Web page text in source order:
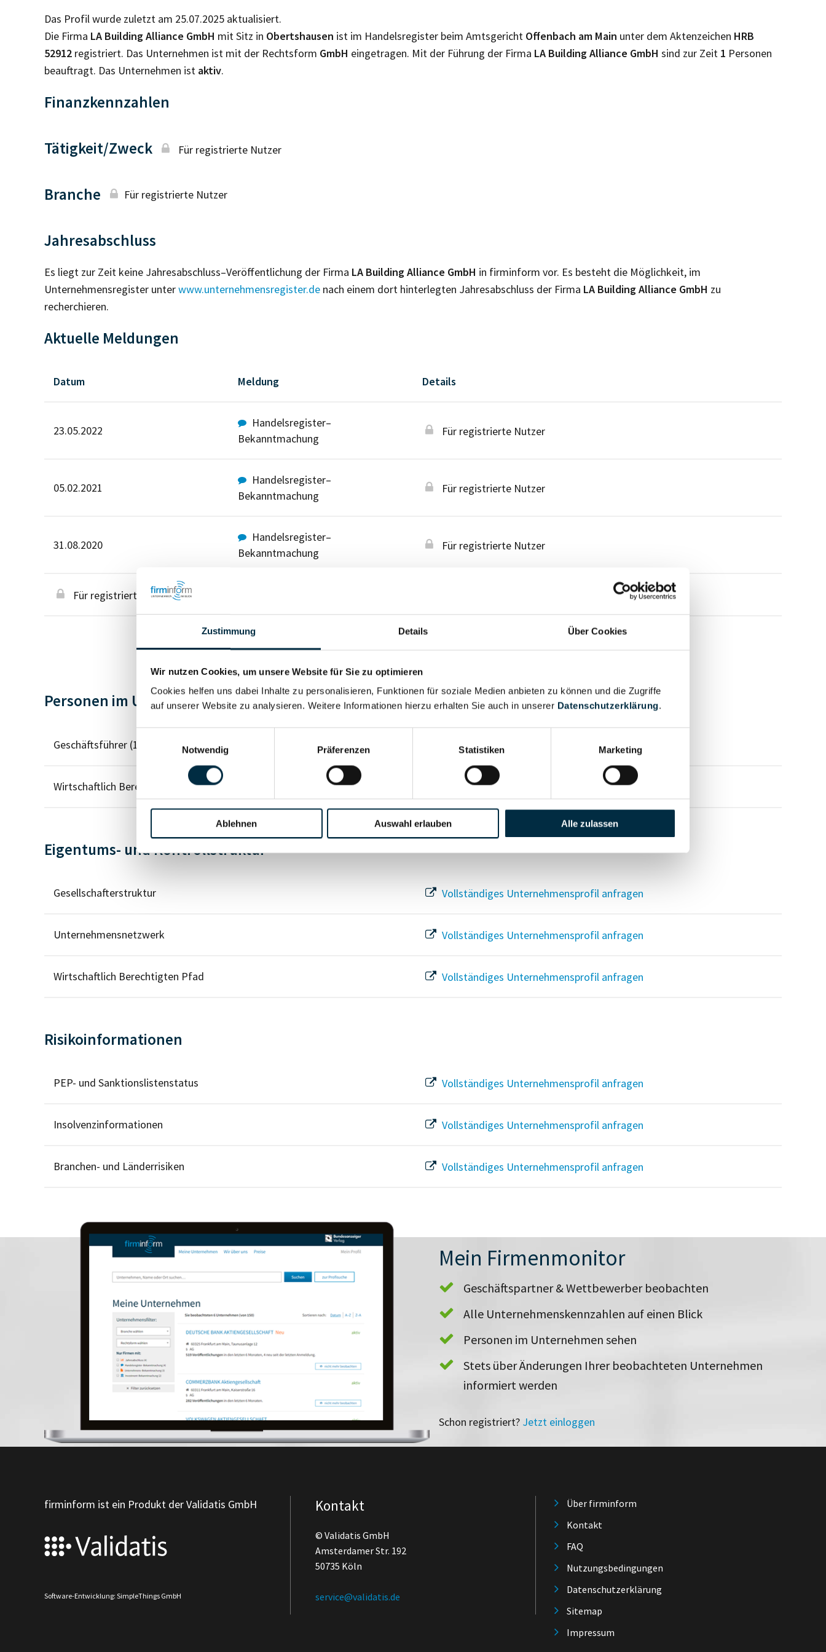
Zustimmung Details Über Cookies
Wir nutzen Cookies, um unsere Website für Sie zu optimieren
Cookies helfen uns dabei Inhalte zu personalisieren, Funktionen für soziale Medien anbieten zu können und die Zugriffe
auf unserer Website zu analysieren. Weitere Informationen hierzu erhalten Sie auch in unserer Datenschutzerklärung.
Notwendig
Präferenzen Statistiken Marketing
Ablehnen Auswahl erlauben Alle zulassen
Das Profil wurde zuletzt am 25.07.2025 aktualisiert.
Die Firma LA Building Alliance GmbH mit Sitz in Obertshausen ist im Handelsregister beim Amtsgericht Offenbach am Main unter dem Aktenzeichen HRB
52912 registriert. Das Unternehmen ist mit der Rechtsform GmbH eingetragen. Mit der Führung der Firma LA Building Alliance GmbH sind zur Zeit 1 Personen
beauftragt. Das Unternehmen ist aktiv.
Finanzkennzahlen
Tätigkeit/Zweck Für registrierte Nutzer
Branche Für registrierte Nutzer
Jahresabschluss
Es liegt zur Zeit keine Jahresabschluss–Veröffentlichung der Firma LA Building Alliance GmbH in firminform vor. Es besteht die Möglichkeit, im
Unternehmensregister unterwww.unternehmensregister.de nach einem dort hinterlegten Jahresabschluss der Firma LA Building Alliance GmbH zu
recherchieren.
Aktuelle Meldungen
Datum Meldung Details
23.05.2022
Handelsregister–
Bekanntmachung
Für registrierte Nutzer
05.02.2021
Handelsregister–
Bekanntmachung
Für registrierte Nutzer
31.08.2020
Handelsregister–
Bekanntmachung
Für registrierte Nutzer
Für registrierte Nutzer
Personen im Unternehmen
Geschäftsführer (1) Für registrierte Nutzer
Wirtschaftlich Berechtigter Vollständiges Unternehmensprofil anfragen
Eigentums- und Kontrollstruktur
Gesellschafterstruktur Vollständiges Unternehmensprofil anfragen
Unternehmensnetzwerk Vollständiges Unternehmensprofil anfragen
Wirtschaftlich Berechtigten Pfad Vollständiges Unternehmensprofil anfragen
Risikoinformationen
PEP- und Sanktionslistenstatus Vollständiges Unternehmensprofil anfragen
Insolvenzinformationen Vollständiges Unternehmensprofil anfragen
Branchen- und Länderrisiken Vollständiges Unternehmensprofil anfragen
Mein Firmenmonitor
Geschäftspartner & Wettbewerber beobachten
Alle Unternehmenskennzahlen auf einen Blick
Personen im Unternehmen sehen
Stets über Änderungen Ihrer beobachteten Unternehmen
informiert werden
Schon registriert? Jetzt einloggen
firminform ist ein Produkt der Validatis GmbH
Software-Entwicklung: SimpleThings GmbH
Kontakt
© Validatis GmbH
Amsterdamer Str. 192
50735 Köln
service@validatis.de
Über firminform
Kontakt
FAQ
Nutzungsbedingungen
Datenschutzerklärung
Sitemap
Impressum